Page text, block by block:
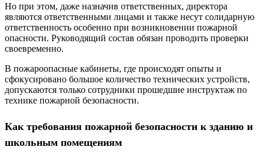
Но при этом, даже назначив ответственных, директора
являются ответственными лицами и также несут солидарную
ответственность особенно при возникновении пожарной
опасности. Руководящий состав обязан проводить проверки
своевременно.
В пожароопасные кабинеты, где происходят опыты и
сфокусировано большое количество технических устройств,
допускаются только сотрудники прошедшие инструктаж по
технике пожарной безопасности.
Как требования пожарной безопасности к зданию и
школьным помещениям